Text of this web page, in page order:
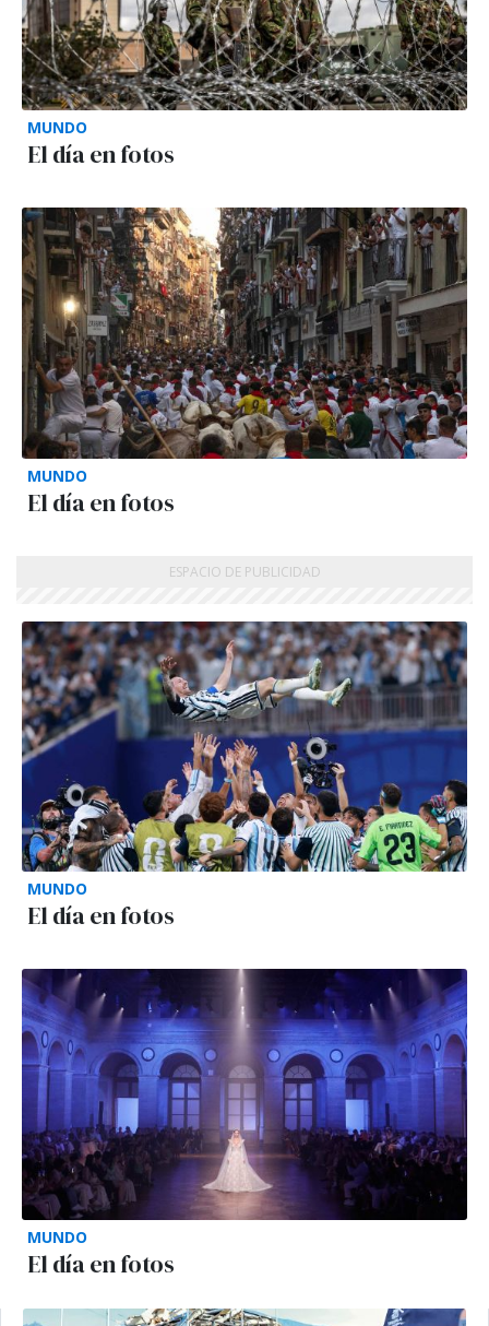
MUNDO
El día en fotos
MUNDO
El día en fotos
MUNDO
El día en fotos
MUNDO
El día en fotos